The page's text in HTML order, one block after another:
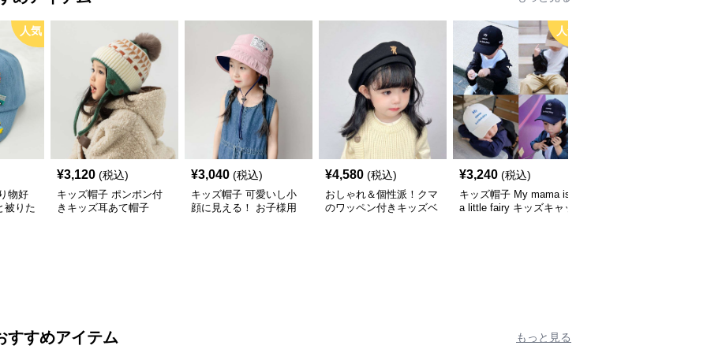
人気
物好
被りた
¥3,120 (税込)
キッズ帽子 ポンポン付
きキッズ耳あて帽子
¥3,040 (税込)
キッズ帽子 可愛いし小
顔に見える！ お子様用
¥4,580 (税込)
おしゃれ＆個性派！クマ
のワッペン付きキッズベ
人気
¥3,240 (税込)
キッズ帽子 My mama is
a little fairy キッズキャッ
すすめアイテム もっと見る